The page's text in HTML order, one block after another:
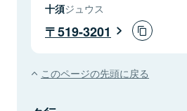
十須ジュウス
519-3201
このページの先頭に戻る